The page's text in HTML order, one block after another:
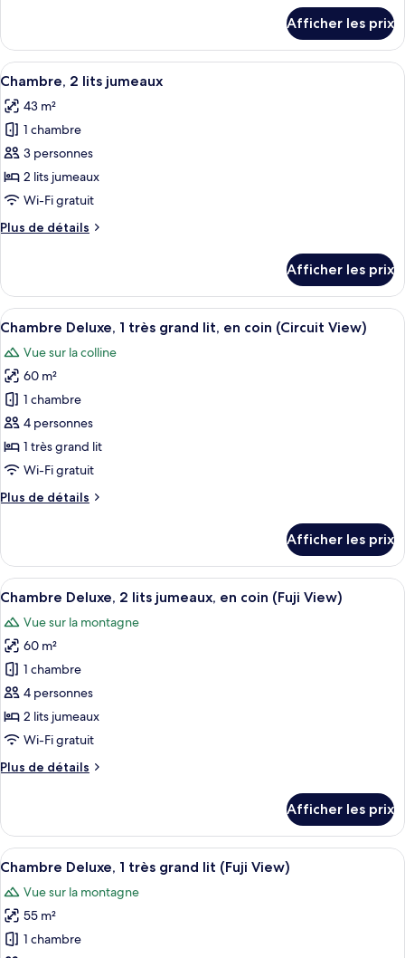
jumeaux
(Circuit
View)
Chambre,
lits
(Circuit
View)
Afficher les prix
Afficher
toutes
les
photos
pour
ce
type
chambre :
lits
jumeaux
Un tiroir doté de compartiments
6
Chambre, 2 lits jumeaux
43 m²
1 chambre
3 personnes
2 lits jumeaux
Wi-Fi gratuit
Plus de détails
Plus
Chambre,
lits
Afficher les prix
Afficher
toutes
les
photos
pour
ce
type
de
chambre :
Chambre
très
grand
lit,
en
coin
(Circuit
View)
Une chambre d’hôtel comprenant
8
Chambre Deluxe, 1 très grand lit, en coin (Circuit View)
Vue sur la colline
60 m²
1 chambre
4 personnes
1 très grand lit
Wi-Fi gratuit
Plus de détails
Plus
Chambre
Deluxe,
1
grand
lit,
en
coin
(Circuit
View)
Afficher les prix
Afficher
toutes
les
photos
pour
ce
type
de
chambre :
Chambre
lits
jumeaux,
en
coin
(Fuji
View)
Une chambre d’hôtel avec un grand
7
Chambre Deluxe, 2 lits jumeaux, en coin (Fuji View)
Vue sur la montagne
60 m²
1 chambre
4 personnes
2 lits jumeaux
Wi-Fi gratuit
Plus de détails
Plus
Chambre
Deluxe,
2
jumeaux,
en
coin
(Fuji
Afficher les prix
Afficher
toutes
les
photos
pour
Une chambre d’hôtel comprenant
9
Chambre Deluxe, 1 très grand lit (Fuji View)
Vue sur la montagne
55 m²
1 chambre